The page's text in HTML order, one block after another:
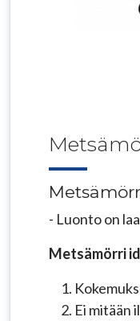
- Luonto on
Metsämörri
Ei mitään